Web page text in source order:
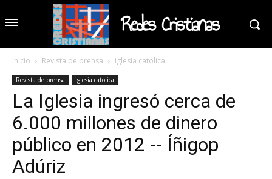
Redes Cristianas
Inicio Revista de prensa iglesia catolica
Revista de prensa iglesia catolica
La Iglesia ingresó cerca de
6.000 millones de dinero
público en 2012 -- Íñigop
Adúriz